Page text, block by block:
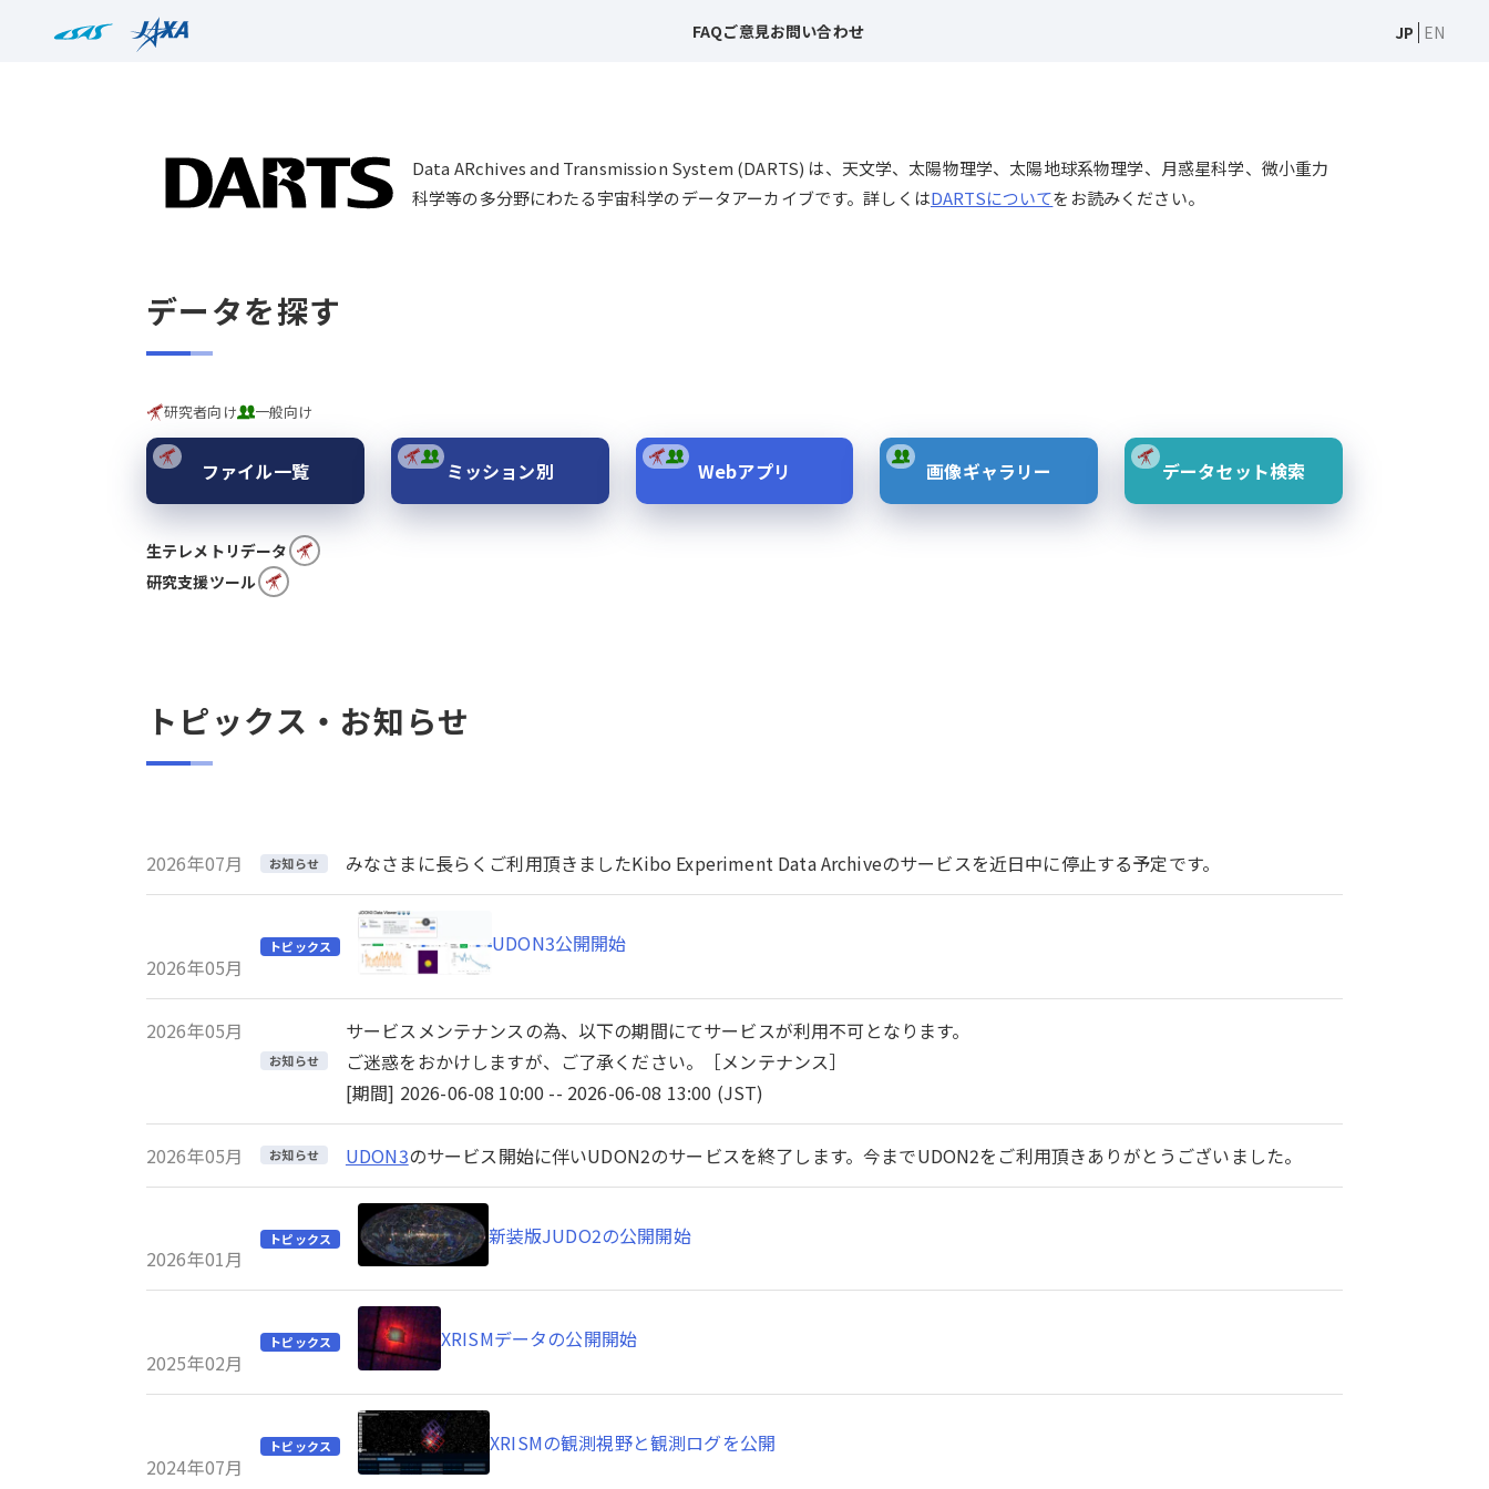
FAQご意見お問い合わせ JP EN
Data ARchives and Transmission System (DARTS) は、天文学、太陽物理学、太陽地球系物理学、月惑星科学、微小重力
科学等の多分野にわたる宇宙科学のデータアーカイブです。詳しくはDARTSについてをお読みください。
データを探す
研究者向け 一般向け
ファイル一覧 ミッション別 Webアプリ 画像ギャラリー データセット検索
生テレメトリデータ
研究支援ツール
トピックス・お知らせ
2026年07月 お知らせ みなさまに長らくご利用頂きましたKibo Experiment Data Archiveのサービスを近日中に停止する予定です。
2026年05月
トピックス UDON3公開開始
2026年05月
お知らせ
サービスメンテナンスの為、以下の期間にてサービスが利用不可となります。
ご迷惑をおかけしますが、ご了承ください。［メンテナンス］
[期間] 2026-06-08 10:00 -- 2026-06-08 13:00 (JST)
2026年05月 お知らせ UDON3のサービス開始に伴いUDON2のサービスを終了します。今までUDON2をご利用頂きありがとうございました。
2026年01月
トピックス 新装版JUDO2の公開開始
2025年02月
トピックス XRISMデータの公開開始
2024年07月
トピックス XRISMの観測視野と観測ログを公開